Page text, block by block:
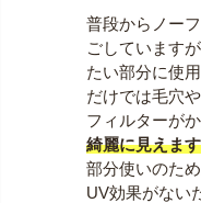
普段からノー
ごしています
たい部分に使
だけでは毛穴
フィルターが
綺麗に見えます
部分使いのた
UV効果がない